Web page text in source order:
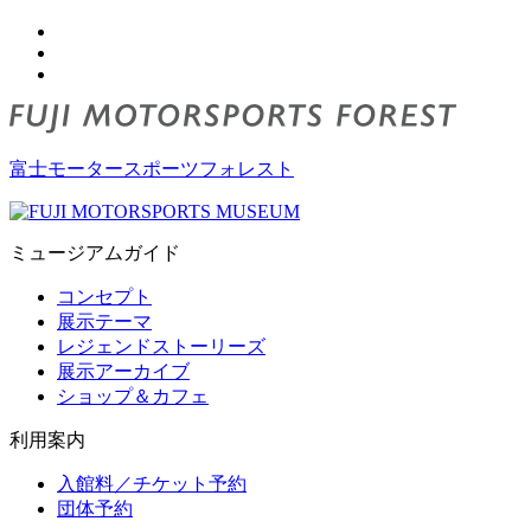
富士モータースポーツフォレスト
ミュージアムガイド
コンセプト
展示テーマ
レジェンドストーリーズ
展示アーカイブ
ショップ＆カフェ
利用案内
入館料／チケット予約
団体予約